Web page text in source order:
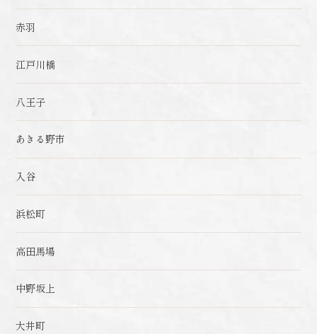
赤羽
江戸川橋
八王子
あきる野市
入谷
浜松町
高田馬場
中野坂上
大井町